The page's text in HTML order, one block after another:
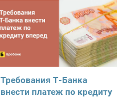
Требования Т-Банка
внести платеж по кредиту